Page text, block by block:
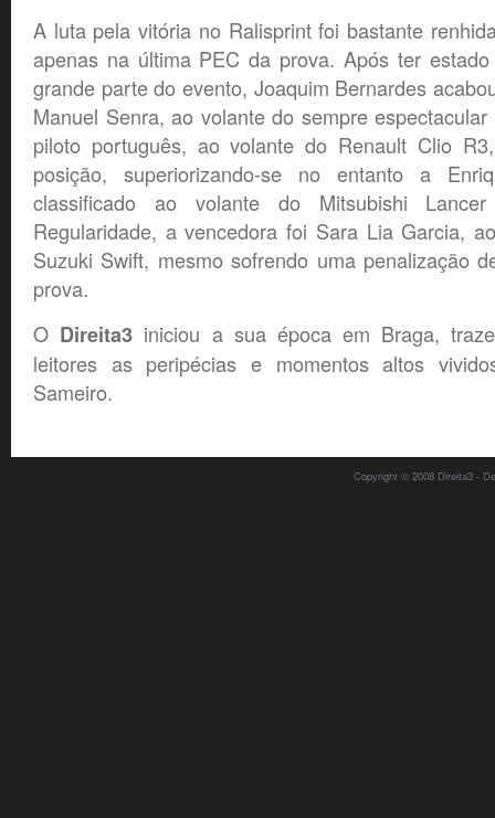
A luta pela vitória no Ralisprint foi bastante
apenas na última PEC da prova. Após ter
grande parte do evento, Joaquim Bernardes
Manuel Senra, ao volante do sempre
piloto português, ao volante do Renault Clio
posição, superiorizando-se no entanto a
classificado ao volante do Mitsubishi
Regularidade, a vencedora foi Sara Lia Garcia,
Suzuki Swift, mesmo sofrendo uma penalização
prova.
O Direita3 iniciou a sua época em Braga,
leitores as peripécias e momentos altos
Sameiro.
Copyright © 2008 Direita3 -